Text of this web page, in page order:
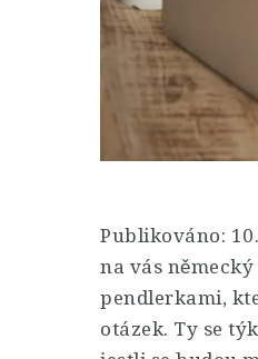
Publikováno:
na vás
pendlerkami,
otázek. Ty se